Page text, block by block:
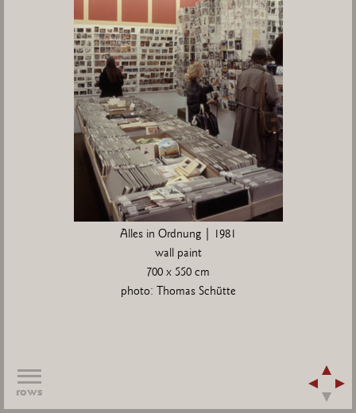
Alles in Ordnung | 1981
wall paint
700 x 550 cm
photo: Thomas Schütte
rows